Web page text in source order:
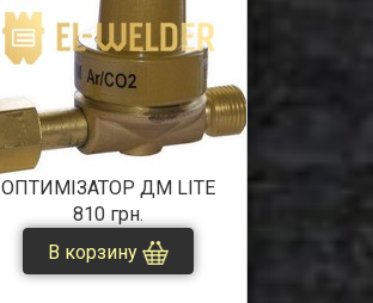
ОПТИМІЗАТОР ДМ LITE
810 грн.
В корзину